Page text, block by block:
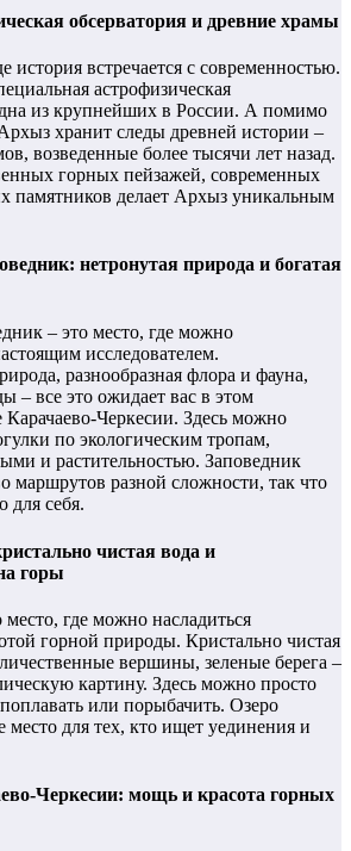
обсерватория и древние храмы
история встречается с современностью.
астрофизическая
из крупнейших в России. А помимо
хранит следы древней истории –
возведенные более тысячи лет назад.
горных пейзажей, современных
памятников делает Архыз уникальным
нетронутая природа и богатая
– это место, где можно
исследователем.
разнообразная флора и фауна,
– все это ожидает вас в этом
Карачаево-Черкесии. Здесь можно
по экологическим тропам,
и растительностью. Заповедник
маршрутов разной сложности, так что
для себя.
чистая вода и
горы
где можно насладиться
горной природы. Кристально чистая
вершины, зеленые берега –
картину. Здесь можно просто
или порыбачить. Озеро
место для тех, кто ищет уединения и
Черкесии: мощь и красота горных